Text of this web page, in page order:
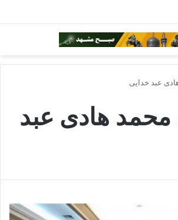
عبد خدایی
محمد هادی عبد